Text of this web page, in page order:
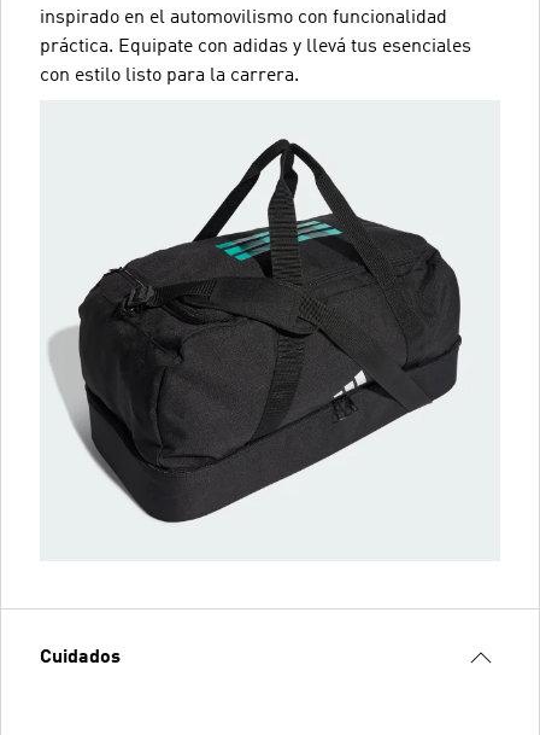
inspirado en el automovilismo con funcionalidad
práctica. Equipate con adidas y llevá tus esenciales
con estilo listo para la carrera.
Cuidados